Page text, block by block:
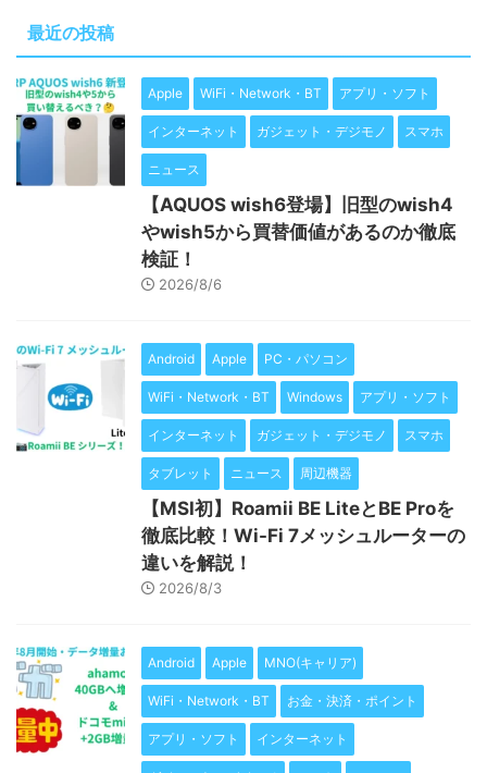
最近の投稿
Apple WiFi・Network・BT アプリ・ソフト
インターネット ガジェット・デジモノ スマホ
ニュース
【AQUOS wish6登場】旧型のwish4
やwish5から買替価値があるのか徹底
検証！
2026/8/6
Android Apple PC・パソコン
WiFi・Network・BT Windows アプリ・ソフト
インターネット ガジェット・デジモノ スマホ
タブレット ニュース 周辺機器
【MSI初】Roamii BE LiteとBE Proを
徹底比較！Wi-Fi 7メッシュルーターの
違いを解説！
2026/8/3
Android Apple MNO(キャリア)
WiFi・Network・BT お金・決済・ポイント
アプリ・ソフト インターネット